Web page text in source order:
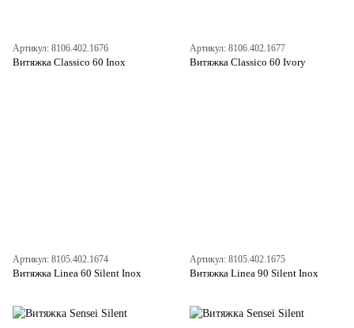
Артикул: 8106.402.1676
Витяжка Classico 60 Inox
Артикул: 8106.402.1677
Витяжка Classico 60 Ivory
Артикул: 8105.402.1674
Витяжка Linea 60 Silent Inox
Артикул: 8105.402.1675
Витяжка Linea 90 Silent Inox